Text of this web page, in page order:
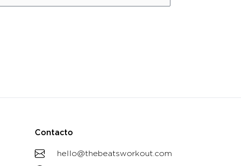
Contacto
hello@thebeatsworkout.com